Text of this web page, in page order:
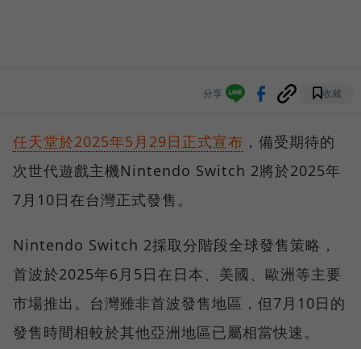
分享 收藏
任天堂於2025年5月29日正式宣布 ，備受期待的
次世代遊戲主機Nintendo Switch 2將於2025年
7月10日在台灣正式發售。
Nintendo Switch 2採取分階段全球發售策略，
首波於2025年6月5日在日本、美國、歐洲等主要
市場推出。台灣雖非首波發售地區，但7月10日的
發售時間相較於其他亞洲地區已屬相當快速。